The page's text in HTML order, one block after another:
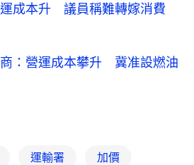
成本升 議員稱難轉嫁消費
：營運成本攀升 冀准設燃油
運輸署 加價